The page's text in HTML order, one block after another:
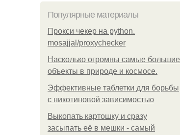
Популярные материалы
Прокси чекер на python.
mosajjal/proxychecker
Насколько огромны самые большие
объекты в природе и космосе.
Эффективные таблетки для борьбы
с никотиновой зависимостью
Выкопать картошку и сразу
засыпать её в мешки - самый